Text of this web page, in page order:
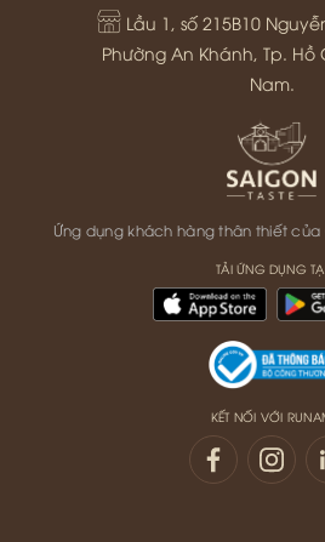
Lầu 1, số 215B10
Phường An Khánh, Tp. Hồ
Nam.
Ứng dụng khách hàng thân thiết
TẢI ỨNG DỤNG
KẾT NỐI VỚI